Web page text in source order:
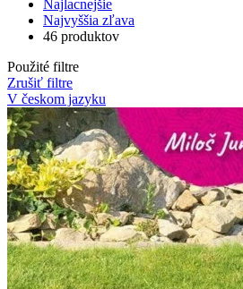
Najlacnejšie
Najvyššia zľava
46 produktov
Použité filtre
Zrušiť filtre
V českom jazyku